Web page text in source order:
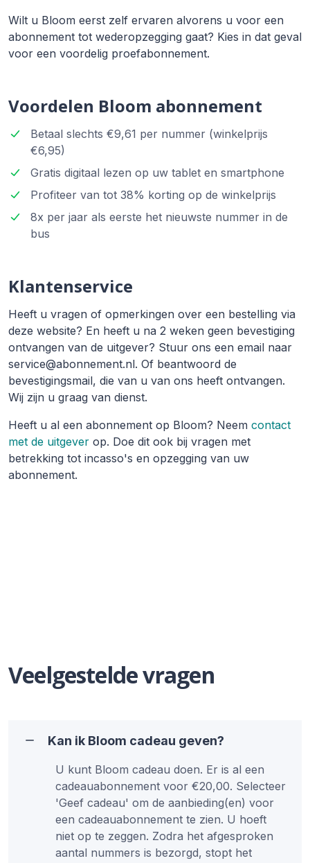
Wilt u Bloom eerst zelf ervaren alvorens u voor een
abonnement tot wederopzegging gaat? Kies in dat geval
voor een voordelig proefabonnement.
Voordelen Bloom abonnement
Betaal slechts €9,61 per nummer (winkelprijs
€6,95)
Gratis digitaal lezen op uw tablet en smartphone
Profiteer van tot 38% korting op de winkelprijs
8x per jaar als eerste het nieuwste nummer in de
bus
Klantenservice
Heeft u vragen of opmerkingen over een bestelling via
deze website? En heeft u na 2 weken geen bevestiging
ontvangen van de uitgever? Stuur ons een email naar
service@abonnement.nl. Of beantwoord de
bevestigingsmail, die van u van ons heeft ontvangen.
Wij zijn u graag van dienst.
Heeft u al een abonnement op Bloom? Neem contact
met de uitgever op. Doe dit ook bij vragen met
betrekking tot incasso's en opzegging van uw
abonnement.
Veelgestelde vragen
Kan ik Bloom cadeau geven?
U kunt Bloom cadeau doen. Er is al een
cadeauabonnement voor €20,00. Selecteer
'Geef cadeau' om de aanbieding(en) voor
een cadeauabonnement te zien. U hoeft
niet op te zeggen. Zodra het afgesproken
aantal nummers is bezorgd, stopt het